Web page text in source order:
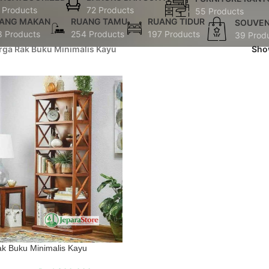
72 Products
55 Products
MAKAN
Products
RUANG TAMU
254 Products
RUANG TIDUR
197 Products
39
Rak Buku Minimalis Kayu
Buku Minimalis Kayu